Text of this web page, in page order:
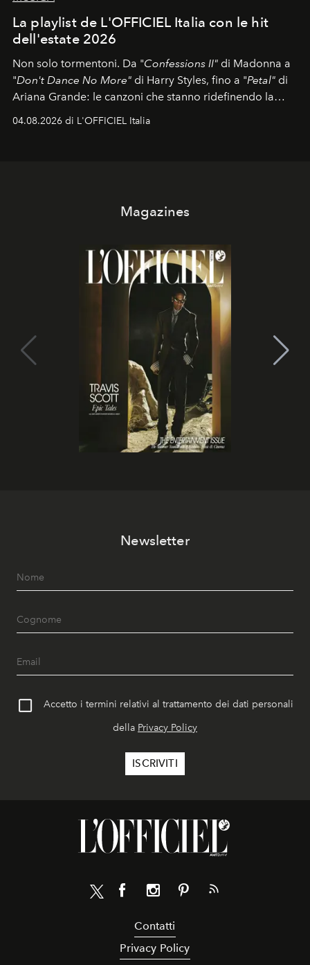
La playlist de L'OFFICIEL Italia con le hit
dell'estate 2026
Non solo tormentoni. Da "Confessions II" di Madonna a
"Don't Dance No More" di Harry Styles, fino a "Petal" di
Ariana Grande: le canzoni che stanno ridefinendo la
04.08.2026 di L'OFFICIEL Italia
Magazines
Newsletter
Accetto i termini relativi al trattamento dei dati personali
della Privacy Policy
Contatti
Privacy Policy